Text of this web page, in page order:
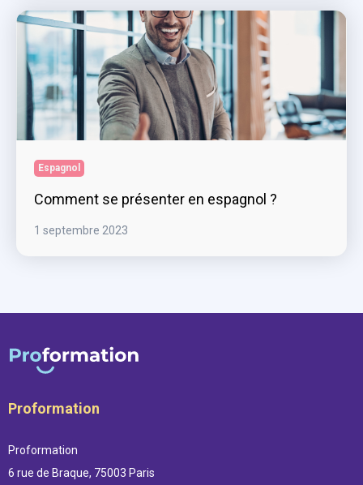
Espagnol
Comment se présenter en espagnol ?
1 septembre 2023
Proformation
Proformation
6 rue de Braque, 75003 Paris